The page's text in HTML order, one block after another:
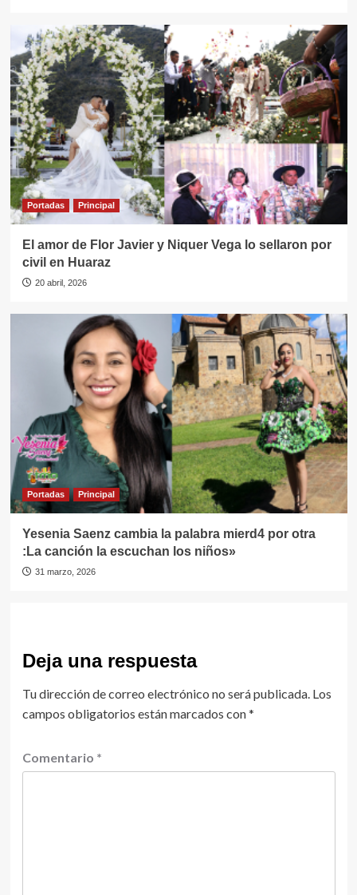
Portadas Principal
El amor de Flor Javier y Niquer Vega lo sellaron por
civil en Huaraz
20 abril, 2026
Portadas Principal
Yesenia Saenz cambia la palabra mierd4 por otra
:La canción la escuchan los niños»
31 marzo, 2026
Deja una respuesta
Tu dirección de correo electrónico no será publicada. Los
campos obligatorios están marcados con*
Comentario *